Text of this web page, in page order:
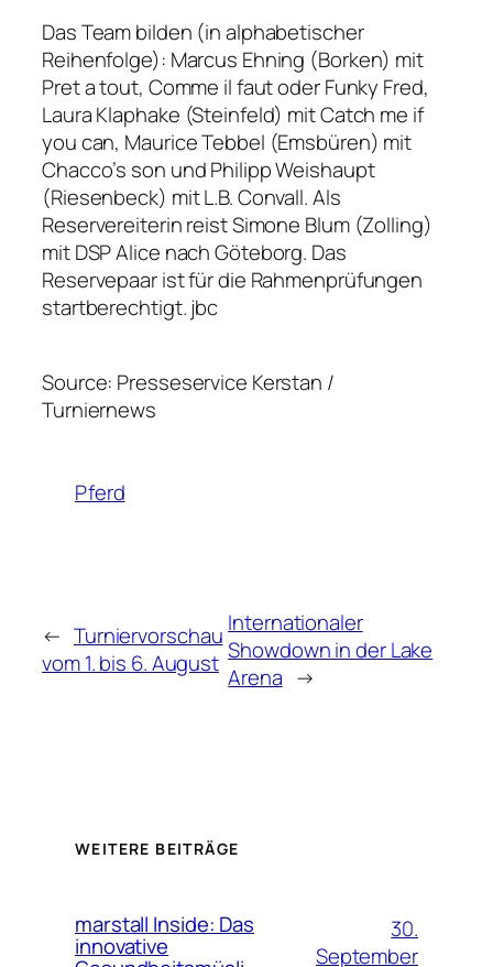
Das Team bilden (in alphabetischer
Reihenfolge): Marcus Ehning (Borken) mit
Pret a tout, Comme il faut oder Funky Fred,
Laura Klaphake (Steinfeld) mit Catch me if
you can, Maurice Tebbel (Emsbüren) mit
Chacco’s son und Philipp Weishaupt
(Riesenbeck) mit L.B. Convall. Als
Reservereiterin reist Simone Blum (Zolling)
mit DSP Alice nach Göteborg. Das
Reservepaar ist für die Rahmenprüfungen
startberechtigt.jbc
Source: Presseservice Kerstan /
Turniernews
Pferd
← Turniervorschau
vom 1. bis 6. August
Internationaler
Showdown in der Lake
Arena →
WEITERE BEITRÄGE
marstall Inside: Das
innovative
30.
September